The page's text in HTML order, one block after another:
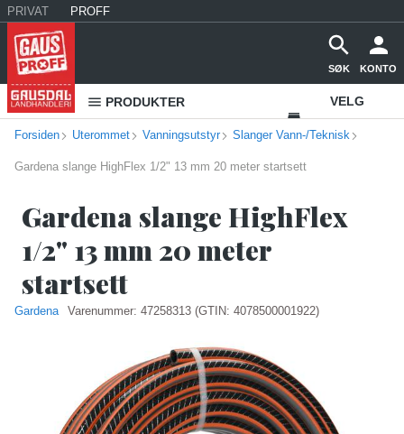
PRIVAT PROFF
SØK KONTO
PRODUKTER VELG
VAREHUS
Forsiden Uterommet Vanningsutstyr Slanger Vann-/Teknisk
Gardena slange HighFlex 1/2" 13 mm 20 meter startsett
Gardena slange HighFlex
1/2" 13 mm 20 meter
startsett
Gardena Varenummer: 47258313 (GTIN: 4078500001922)